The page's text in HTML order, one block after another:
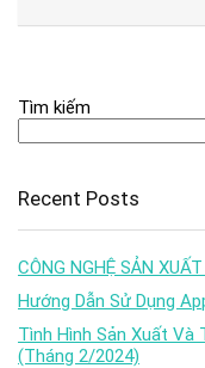
Tìm kiếm
Recent Posts
CÔNG NGHỆ SẢN
Hướng Dẫn Sử Dụng
Tình Hình Sản Xuất Và
(Tháng 2/2024)